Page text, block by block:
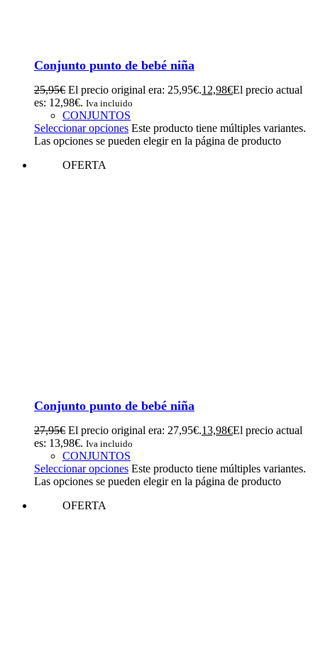
Conjunto punto de bebé niña
25,95€ El precio original era: 25,95€.12,98€El precio actual
es: 12,98€. Iva incluido
CONJUNTOS
Seleccionar opciones Este producto tiene múltiples variantes.
Las opciones se pueden elegir en la página de producto
OFERTA
Conjunto punto de bebé niña
27,95€ El precio original era: 27,95€.13,98€El precio actual
es: 13,98€. Iva incluido
CONJUNTOS
Seleccionar opciones Este producto tiene múltiples variantes.
Las opciones se pueden elegir en la página de producto
OFERTA